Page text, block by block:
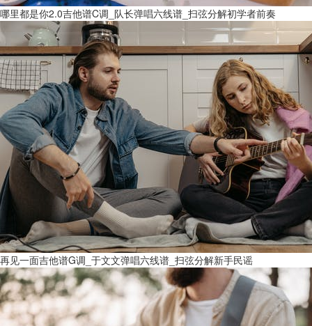
哪里都是你2.0吉他谱C调_队长弹唱六线谱_扫弦分解初学者前奏
再见一面吉他谱G调_于文文弹唱六线谱_扫弦分解新手民谣